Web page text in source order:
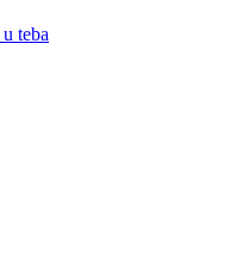
u teba